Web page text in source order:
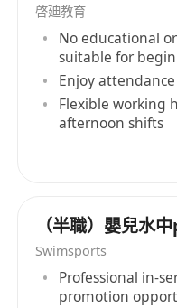
申請人請將履歷表電
whatsapp:******
申請時請註明:”到校
$180－230/堂 (鴨脷
啓廸教育
No educational
suitable for
Enjoy
Flexible working
afternoon shifts
（半職）嬰兒水
Swimsports
Professional in-
promotion